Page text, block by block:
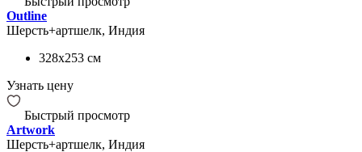
Outline
Шерсть+артшелк, Индия
328x253 см
Узнать цену
Быстрый просмотр
Artwork
Шерсть+артшелк, Индия